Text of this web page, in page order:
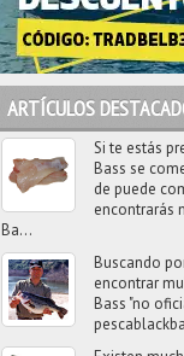
ARTÍCULOS
Si te estás
Bass se
de puede
encontrarás
Ba...
Buscando
encontrar
Bass "no